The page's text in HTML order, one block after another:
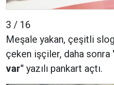
3 / 16
Meşale yakan, çeşitli
çeken işçiler, daha sonra
var" yazılı pankart açtı.